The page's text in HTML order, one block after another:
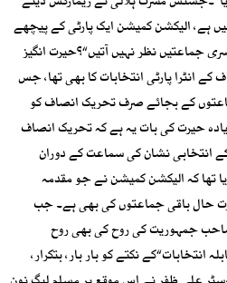
ہے، الیکشن کمیشن ایک پارٹی کے پیچھے
جماعتیں نظر نہیں آتیں“؟حیرت انگیز
انٹرا پارٹی انتخابات کا بھی تھا، جس
کے بجائے صرف تحریک انصاف کو
حیرت کی بات یہ ہے کہ تحریک انصاف
انتخابی نشان کی سماعت کے دوران
تھا کہ الیکشن کمیشن نے جو مقدمہ
حال باقی جماعتوں کی بھی ہے۔ جب
جمہوریت کی روح کی بھی روح
انتخابات“کے نکتے کو بار بار، بتکرار،